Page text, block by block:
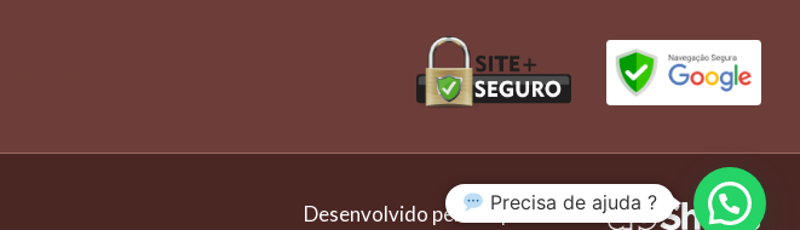
Desenvolvido pela empresaPrecisa de ajuda ?